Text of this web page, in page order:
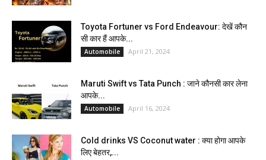
Toyota Fortuner vs Ford Endeavour: देखें कौन
सी कार हैं आपके...
Automobile April 21, 2024
Maruti Swift vs Tata Punch : जाने कौनसी कार लेना
आपके...
Automobile April 16, 2024
Cold drinks VS Coconut water : क्या होगा आपके
लिए बेहतर,...